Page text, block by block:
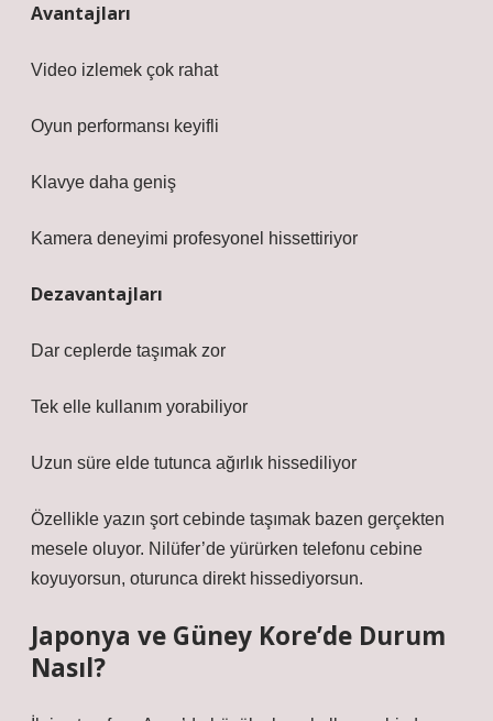
Avantajları
Video izlemek çok rahat
Oyun performansı keyifli
Klavye daha geniş
Kamera deneyimi profesyonel hissettiriyor
Dezavantajları
Dar ceplerde taşımak zor
Tek elle kullanım yorabiliyor
Uzun süre elde tutunca ağırlık hissediliyor
Özellikle yazın şort cebinde taşımak bazen gerçekten
mesele oluyor. Nilüfer’de yürürken telefonu cebine
koyuyorsun, oturunca direkt hissediyorsun.
Japonya ve Güney Kore’de Durum
Nasıl?